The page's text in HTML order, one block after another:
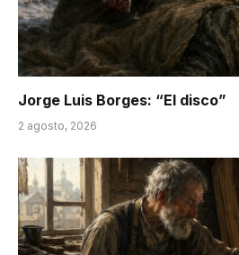
Jorge Luis Borges: “El disco”
2 agosto, 2026